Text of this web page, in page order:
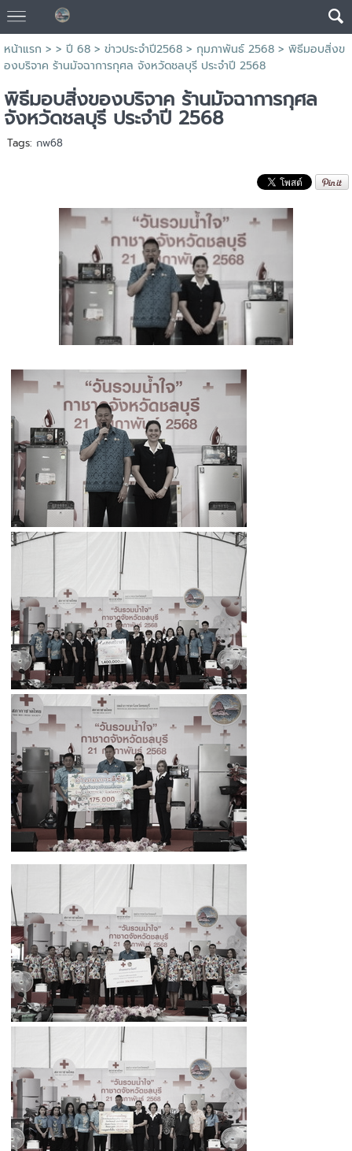
หน้าแรก > > ปี 68> ข่าวประจำปี2568> กุมภาพันธ์ 2568> พิธีมอบสิ่งข
องบริจาค ร้านมัจฉาการกุศล จังหวัดชลบุรี ประจำปี 2568
พิธีมอบสิ่งของบริจาค ร้านมัจฉาการกุศล
จังหวัดชลบุรี ประจำปี 2568
Tags: กพ68